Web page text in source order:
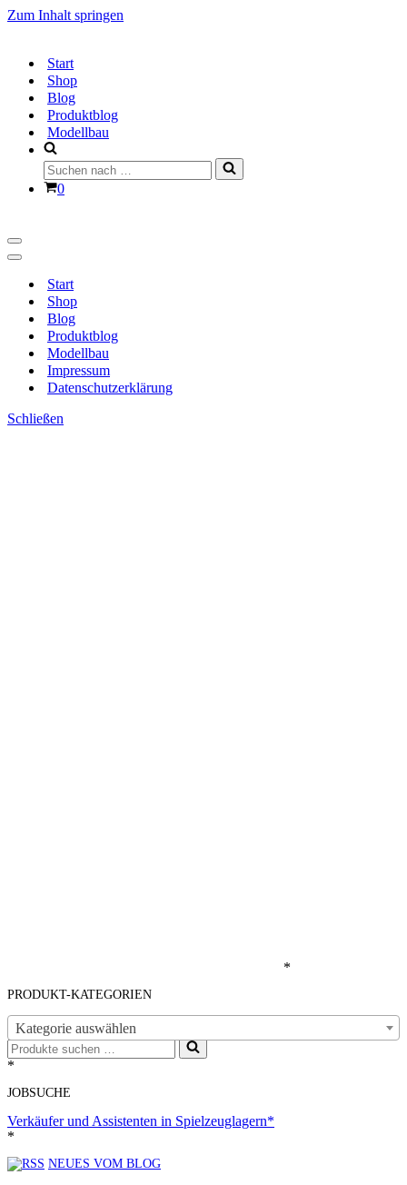
Zum Inhalt springen
Start
Shop
Blog
Produktblog
Modellbau
Suchen
nach …
Warenkorb
0
Navigationsmenü
Navigationsmenü
Start
Shop
Blog
Produktblog
Modellbau
Impressum
Datenschutzerklärung
Schließen
*
PRODUKT-KATEGORIEN
Kategorie auswählen
Suchen
nach …
*
JOBSUCHE
Verkäufer und Assistenten in Spielzeuglagern*
*
NEUES VOM BLOG